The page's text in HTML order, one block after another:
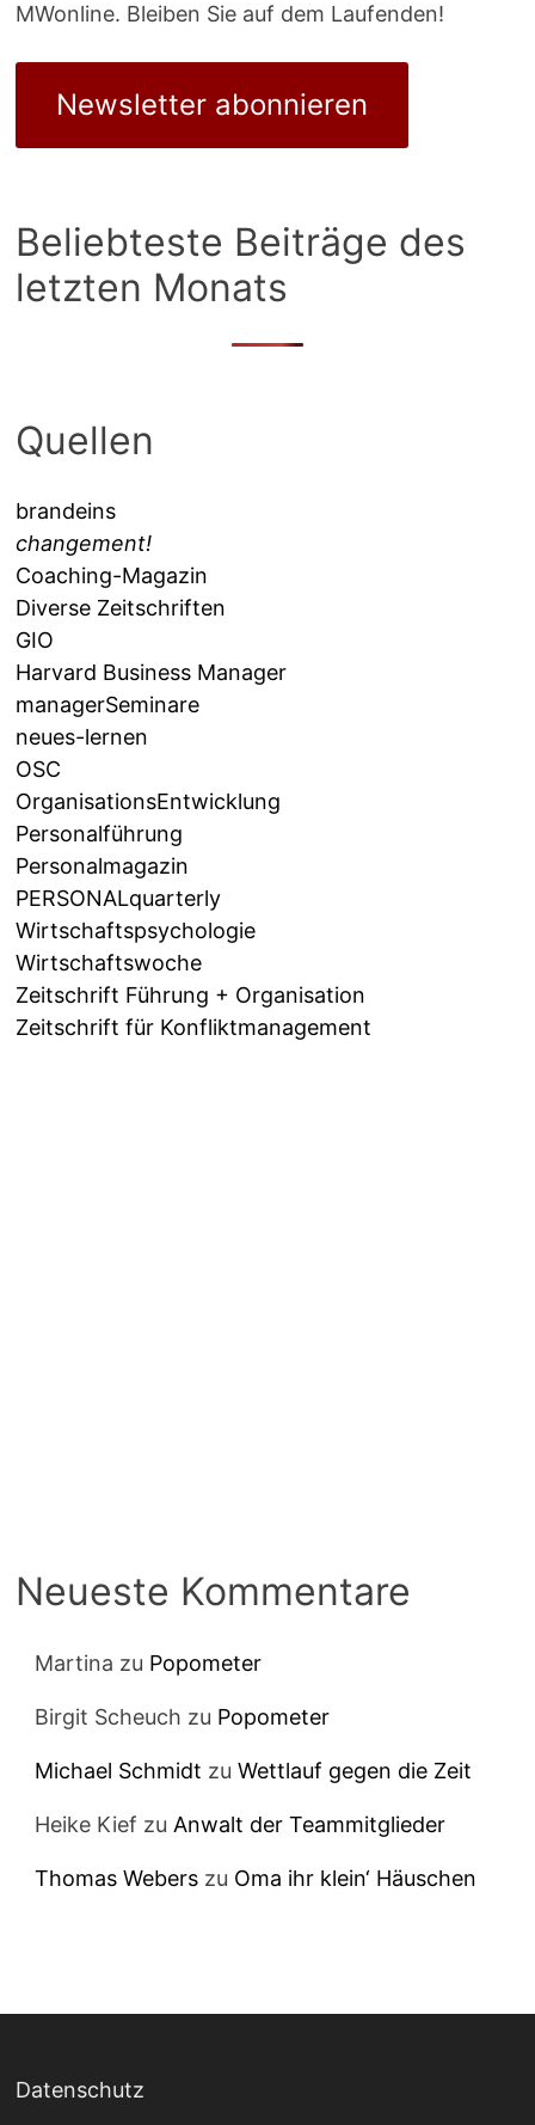
MWonline. Bleiben Sie auf dem Laufenden!
Newsletter abonnieren
Beliebteste Beiträge des
letzten Monats
Quellen
brandeins
changement!
Coaching-Magazin
Diverse Zeitschriften
GIO
Harvard Business Manager
managerSeminare
neues-lernen
OSC
OrganisationsEntwicklung
Personalführung
Personalmagazin
PERSONALquarterly
Wirtschaftspsychologie
Wirtschaftswoche
Zeitschrift Führung + Organisation
Zeitschrift für Konfliktmanagement
Neueste Kommentare
Martina zu Popometer
Birgit Scheuch zu Popometer
Michael Schmidt zuWettlauf gegen die Zeit
Heike Kief zu Anwalt der Teammitglieder
Thomas Webers zu Oma ihr klein‘ Häuschen
Datenschutz